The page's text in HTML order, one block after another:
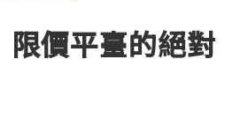
限價平臺的絕對